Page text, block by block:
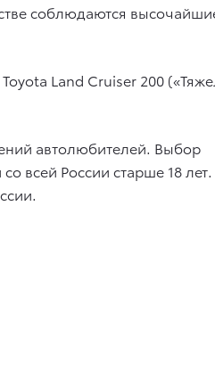
соблюдаются
Land Cruiser 200
автолюбителей. Выбор
всей России старше 18